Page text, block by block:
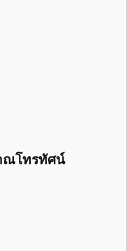
ณโทรทัศน์